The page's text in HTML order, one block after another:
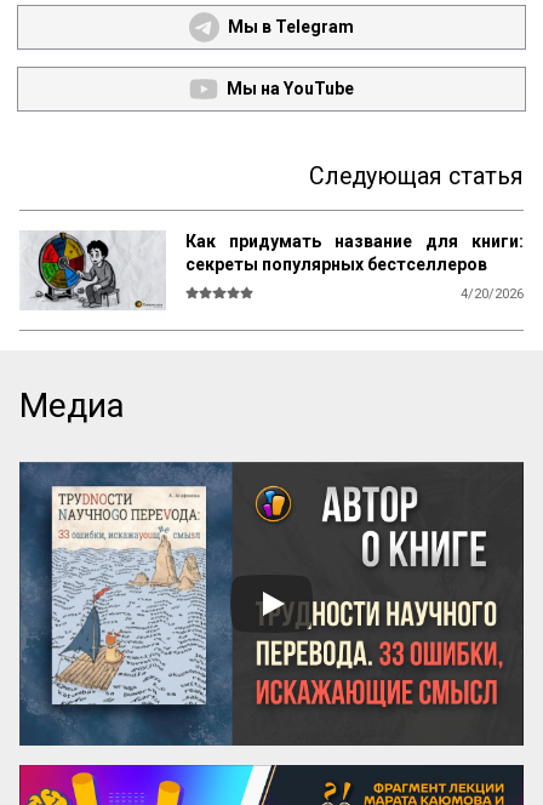
Мы в Telegram
Мы на YouTube
Следующая статья
Как придумать название для книги:
секреты популярных бестселлеров
4/20/2026
название! А ведь именно название, а
вовсе не содержание, приносит книге
успех! Кто думает иначе — пусть
проведет простой эксперимент: спросит
у кого угодно, какая книга более
знаменита: про черта в городе или про
джинна в деревне? Никто вам ничего
вразумительного не скажет. Но если
поставить вопрос иначе: какая книга
более знаменита: «‎Мастер и Маргарита»
или «...
Медиа